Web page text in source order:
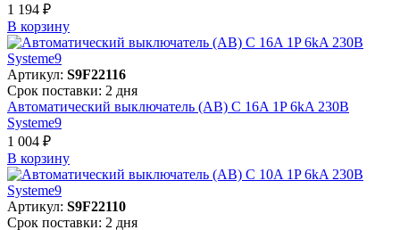
1 194 ₽
В корзинy
Артикул: S9F22116
Срок поставки: 2 дня
Автоматический выключатель (АВ) C 16A 1P 6kA 230В
Systeme9
1 004 ₽
В корзинy
Артикул: S9F22110
Срок поставки: 2 дня